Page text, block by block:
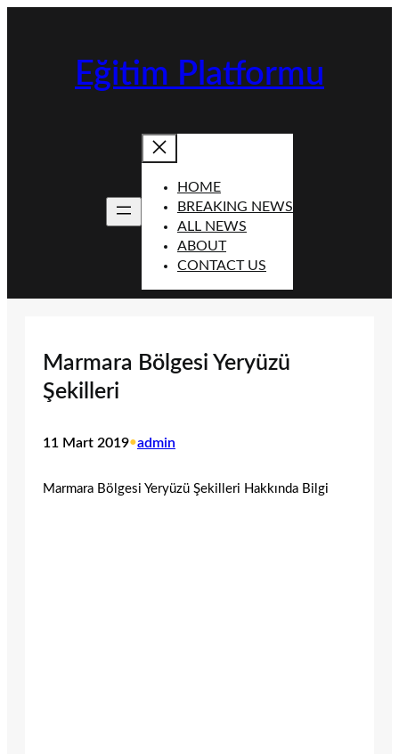
Eğitim Platformu
HOME
BREAKING NEWS
ALL NEWS
ABOUT
CONTACT US
Marmara Bölgesi Yeryüzü
Şekilleri
11 Mart 2019•admin
Marmara Bölgesi Yeryüzü Şekilleri Hakkında Bilgi